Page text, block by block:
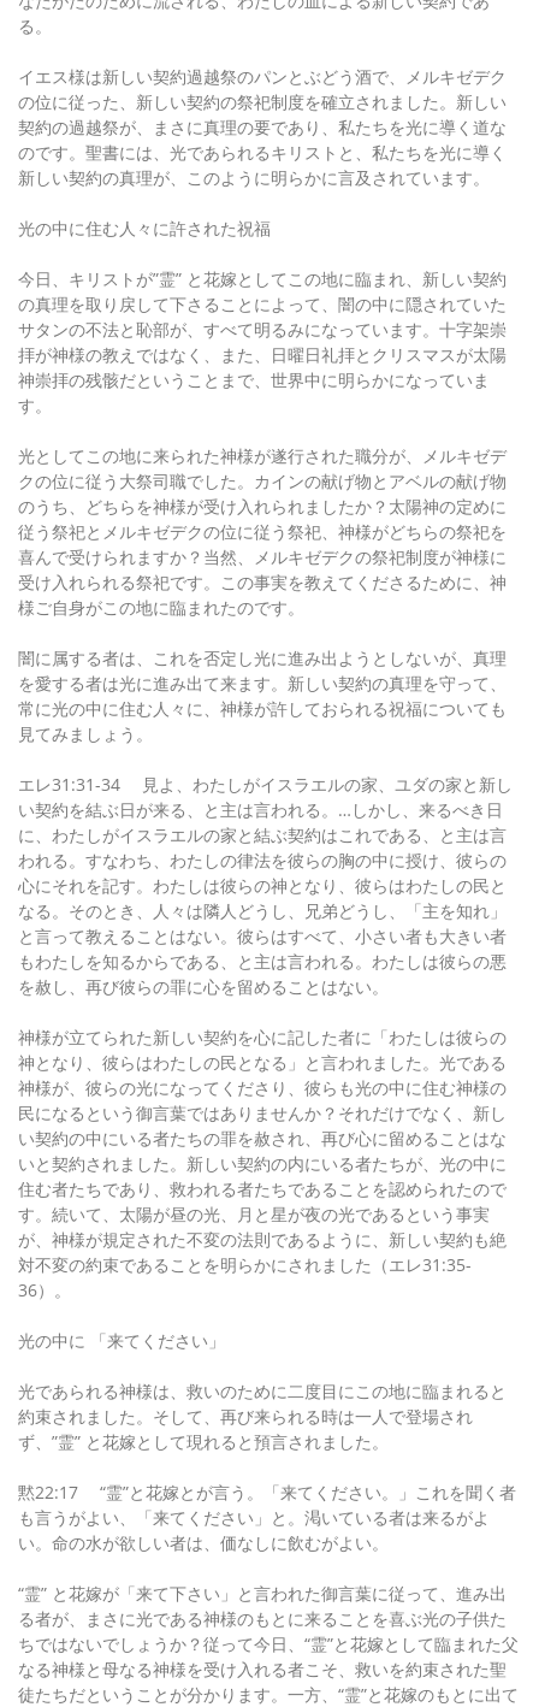
る。
イエス様は新しい契約過越祭のパンとぶどう酒で、メルキゼデク
の位に従った、新しい契約の祭祀制度を確立されました。新しい
契約の過越祭が、まさに真理の要であり、私たちを光に導く道な
のです。聖書には、光であられるキリストと、私たちを光に導く
新しい契約の真理が、このように明らかに言及されています。
光の中に住む人々に許された祝福
今日、キリストが”霊” と花嫁としてこの地に臨まれ、新しい契約
の真理を取り戻して下さることによって、闇の中に隠されていた
サタンの不法と恥部が、すべて明るみになっています。十字架崇
拝が神様の教えではなく、また、日曜日礼拝とクリスマスが太陽
神崇拝の残骸だということまで、世界中に明らかになっていま
す。
光としてこの地に来られた神様が遂行された職分が、メルキゼデ
クの位に従う大祭司職でした。カインの献げ物とアベルの献げ物
のうち、どちらを神様が受け入れられましたか？太陽神の定めに
従う祭祀とメルキゼデクの位に従う祭祀、神様がどちらの祭祀を
喜んで受けられますか？当然、メルキゼデクの祭祀制度が神様に
受け入れられる祭祀です。この事実を教えてくださるために、神
様ご自身がこの地に臨まれたのです。
闇に属する者は、これを否定し光に進み出ようとしないが、真理
を愛する者は光に進み出て来ます。新しい契約の真理を守って、
常に光の中に住む人々に、神様が許しておられる祝福についても
見てみましょう。
エレ31:31-34 見よ、わたしがイスラエルの家、ユダの家と新し
い契約を結ぶ日が来る、と主は言われる。…しかし、来るべき日
に、わたしがイスラエルの家と結ぶ契約はこれである、と主は言
われる。すなわち、わたしの律法を彼らの胸の中に授け、彼らの
心にそれを記す。わたしは彼らの神となり、彼らはわたしの民と
なる。そのとき、人々は隣人どうし、兄弟どうし、「主を知れ」
と言って教えることはない。彼らはすべて、小さい者も大きい者
もわたしを知るからである、と主は言われる。わたしは彼らの悪
を赦し、再び彼らの罪に心を留めることはない。
神様が立てられた新しい契約を心に記した者に「わたしは彼らの
神となり、彼らはわたしの民となる」と言われました。光である
神様が、彼らの光になってくださり、彼らも光の中に住む神様の
民になるという御言葉ではありませんか？それだけでなく、新し
い契約の中にいる者たちの罪を赦され、再び心に留めることはな
いと契約されました。新しい契約の内にいる者たちが、光の中に
住む者たちであり、救われる者たちであることを認められたので
す。続いて、太陽が昼の光、月と星が夜の光であるという事実
が、神様が規定された不変の法則であるように、新しい契約も絶
対不変の約束であることを明らかにされました（エレ31:35-
36）。
光の中に 「来てください」
光であられる神様は、救いのために二度目にこの地に臨まれると
約束されました。そして、再び来られる時は一人で登場され
ず、”霊” と花嫁として現れると預言されました。
黙22:17 “霊”と花嫁とが言う。「来てください。」これを聞く者
も言うがよい、「来てください」と。渇いている者は来るがよ
い。命の水が欲しい者は、価なしに飲むがよい。
“霊” と花嫁が「来て下さい」と言われた御言葉に従って、進み出
る者が、まさに光である神様のもとに来ることを喜ぶ光の子供た
ちではないでしょうか？従って今日、“霊”と花嫁として臨まれた父
なる神様と母なる神様を受け入れる者こそ、救いを約束された聖
徒たちだということが分かります。一方、“霊”と花嫁のもとに出て